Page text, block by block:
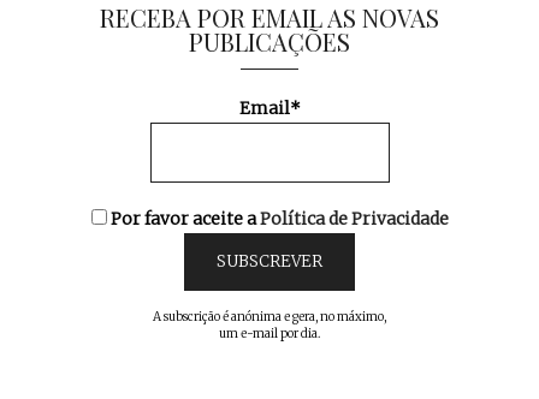
RECEBA POR EMAIL AS NOVAS
PUBLICAÇÕES
Email*
Por favor aceite aPolítica de Privacidade
A subscrição é anónima e gera, no máximo,
um e-mail por dia.